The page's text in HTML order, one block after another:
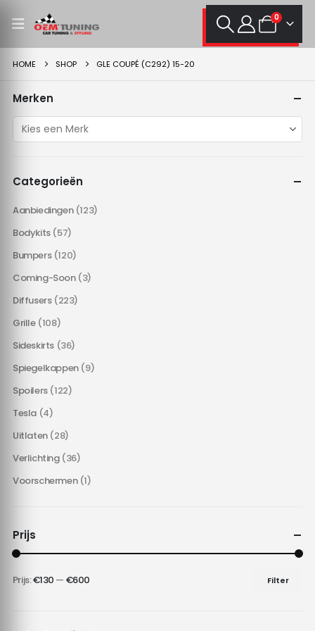
0
HOME SHOP GLE COUPÉ (C292) 15-20
Merken
Categorieën
Aanbiedingen (123)
Bodykits (57)
Bumpers (120)
Coming-Soon (3)
Diffusers (223)
Grille (108)
Sideskirts (36)
Spiegelkappen (9)
Spoilers (122)
Tesla (4)
Uitlaten (28)
Verlichting (36)
Voorschermen (1)
Prijs
Min.
Max.
Filter
Prijs:€130 — €600